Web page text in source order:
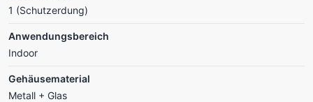
1 (Schutzerdung)
Anwendungsbereich
Indoor
Gehäusematerial
Metall + Glas